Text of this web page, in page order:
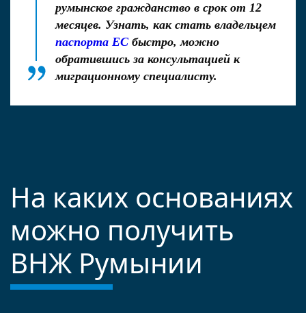
румынское гражданство в срок от 12
месяцев. Узнать, как стать владельцем
паспорта ЕС быстро, можно
обратившись за консультацией к
миграционному специалисту.
На каких основаниях
можно получить
ВНЖ Румынии